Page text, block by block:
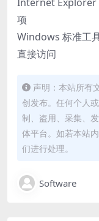
项
Windows 标准工
直接访问
声明：本站所有
创发布。任何个人
制、盗用、采集、
体平台。如若本站
们进行处理。
Software